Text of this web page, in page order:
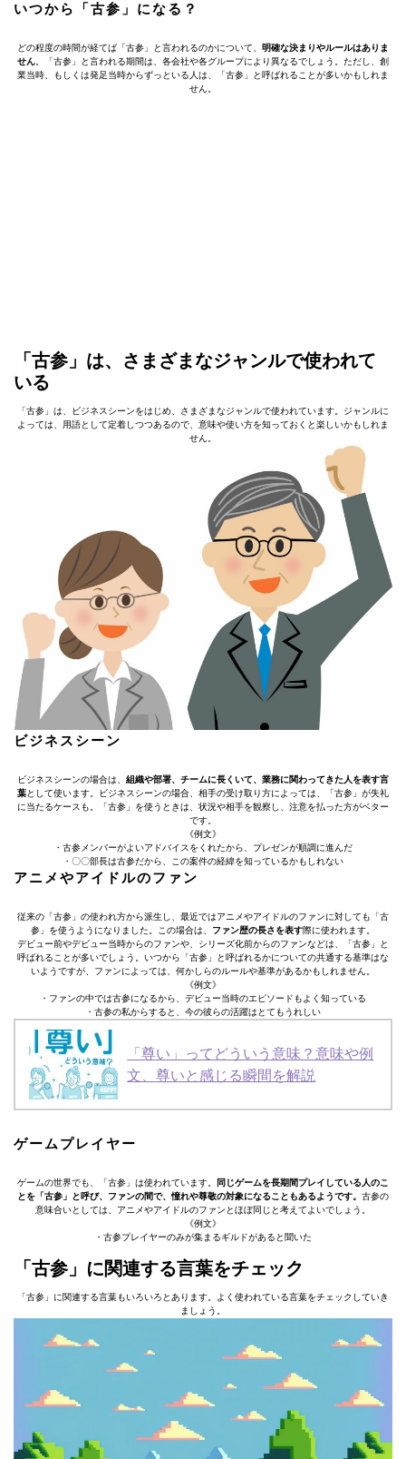
いつから「古参」になる？
どの程度の時間が経てば「古参」と言われるのかについて、 明確な決まりやルールはありま
せん 。「古参」と言われる期間は、各会社や各グループにより異なるでしょう。ただし、創
業当時、もしくは発足当時からずっといる人は、「古参」と呼ばれることが多いかもしれま
せん。
「古参」は、さまざまなジャンルで使われて
いる
「古参」は、ビジネスシーンをはじめ、さまざまなジャンルで使われています。ジャンルに
よっては、用語として定着しつつあるので、意味や使い方を知っておくと楽しいかもしれま
せん。
ビジネスシーン
ビジネスシーンの場合は、 組織や部署、チームに長くいて、業務に関わってきた人を表す言
葉として使います。ビジネスシーンの場合、相手の受け取り方によっては、「古参」が失礼
に当たるケースも。「古参」を使うときは、状況や相手を観察し、注意を払った方がベター
です。
《例文》
・古参メンバーがよいアドバイスをくれたから、プレゼンが順調に進んだ
・〇〇部長は古参だから、この案件の経緯を知っているかもしれない
アニメやアイドルのファン
従来の「古参」の使われ方から派生し、最近ではアニメやアイドルのファンに対しても「古
参」を使うようになりました。この場合は、 ファン歴の長さを表す際に使われます。
デビュー前やデビュー当時からのファンや、シリーズ化前からのファンなどは、「古参」と
呼ばれることが多いでしょう。いつから「古参」と呼ばれるかについての共通する基準はな
いようですが、ファンによっては、何かしらのルールや基準があるかもしれません。
《例文》
・ファンの中では古参になるから、デビュー当時のエピソードもよく知っている
・古参の私からすると、今の彼らの活躍はとてもうれしい
「尊い」ってどういう意味？意味や例
文、尊いと感じる瞬間を解説
ゲームプレイヤー
ゲームの世界でも、「古参」は使われています。
同じゲームを長期間プレイしている人のこ
とを「古参」と呼び、ファンの間で、憧れや尊敬の対象になることもあるようです。 古参の
意味合いとしては、アニメやアイドルのファンとほぼ同じと考えてよいでしょう。
《例文》
・古参プレイヤーのみが集まるギルドがあると聞いた
「古参」に関連する言葉をチェック
「古参」に関連する言葉もいろいろとあります。よく使われている言葉をチェックしていき
ましょう。